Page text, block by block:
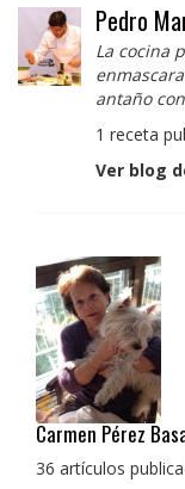
Pedro
La cocina
antaño
1 receta
Ver blog
Pedro Manuel
La cocina para mi